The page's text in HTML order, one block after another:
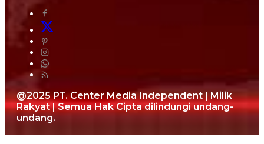
@2025 PT. Center Media Independent | Milik
Rakyat | Semua Hak Cipta dilindungi undang-
undang.